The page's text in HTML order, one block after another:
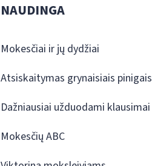
NAUDINGA
Mokesčiai ir jų dydžiai
Atsiskaitymas grynaisiais pinigais
Dažniausiai užduodami klausimai
Mokesčių ABC